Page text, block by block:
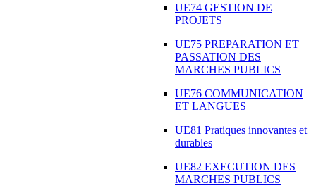
UE74 GESTION DE
PROJETS
UE75 PREPARATION ET
PASSATION DES
MARCHES PUBLICS
UE76 COMMUNICATION
ET LANGUES
UE81 Pratiques innovantes et
durables
UE82 EXECUTION DES
MARCHES PUBLICS